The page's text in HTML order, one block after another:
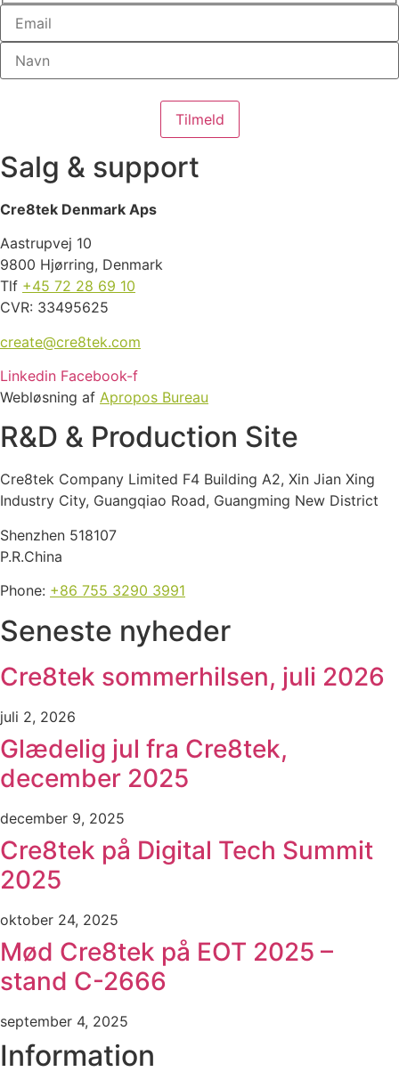
Salg & support
Cre8tek Denmark Aps
Aastrupvej 10
9800 Hjørring, Denmark
Tlf +45 72 28 69 10
CVR: 33495625
create@cre8tek.com
Linkedin Facebook-f
Webløsning af Apropos Bureau
R&D & Production Site
Cre8tek Company Limited F4 Building A2, Xin Jian Xing
Industry City, Guangqiao Road, Guangming New District
Shenzhen 518107
P.R.China
Phone: +86 755 3290 3991
Seneste nyheder
Cre8tek sommerhilsen, juli 2026
juli 2, 2026
Glædelig jul fra Cre8tek,
december 2025
december 9, 2025
Cre8tek på Digital Tech Summit
2025
oktober 24, 2025
Mød Cre8tek på EOT 2025 –
stand C-2666
september 4, 2025
Information